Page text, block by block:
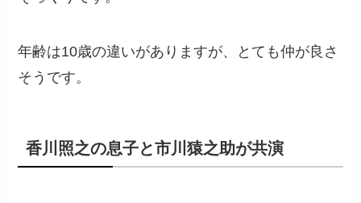
年齢は10歳の違いがありますが、とても仲が良さ
そうです。
香川照之の息子と市川猿之助が共演